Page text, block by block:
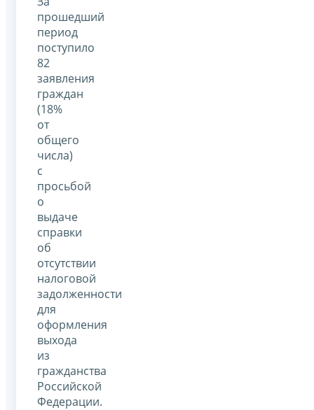
прошедший
период
поступило
82
заявления
граждан
(18%
от
общего
числа)
с
просьбой
о
выдаче
справки
об
отсутствии
налоговой
задолженности
для
оформления
выхода
из
гражданства
Российской
Федерации.